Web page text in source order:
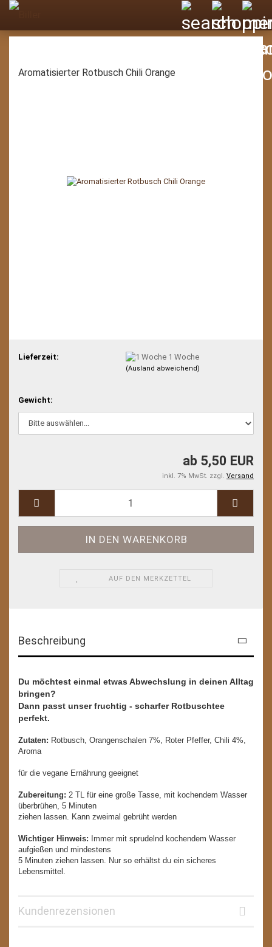
Aromatisierter Rotbusch Chili Orange
Lieferzeit: 1 Woche
(Ausland abweichend)
Gewicht:
ab 5,50 EUR
inkl. 7% MwSt. zzgl. Versand
AUF DEN MERKZETTEL
Beschreibung
Du möchtest einmal etwas Abwechslung in deinen Alltag
bringen?
Dann passt unser fruchtig - scharfer Rotbuschtee
perfekt.
Zutaten: Rotbusch, Orangenschalen 7%, Roter Pfeffer, Chili 4%,
Aroma
für die vegane Ernährung geeignet
Zubereitung: 2 TL für eine große Tasse, mit kochendem Wasser
überbrühen, 5 Minuten
ziehen lassen. Kann zweimal gebrüht werden
Wichtiger Hinweis: Immer mit sprudelnd kochendem Wasser
aufgießen und mindestens
5 Minuten ziehen lassen. Nur so erhältst du ein sicheres
Lebensmittel.
Kundenrezensionen